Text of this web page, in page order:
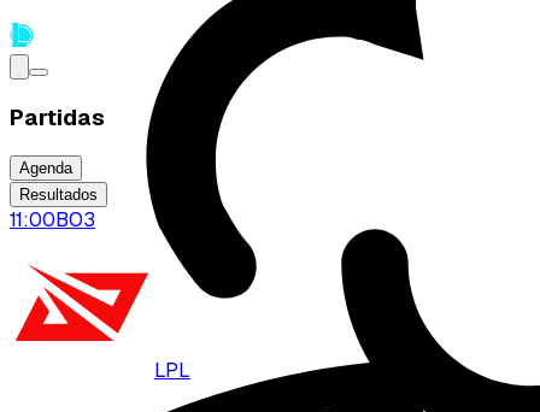
Partidas
Agenda
Resultados
11:00BO3
LPL